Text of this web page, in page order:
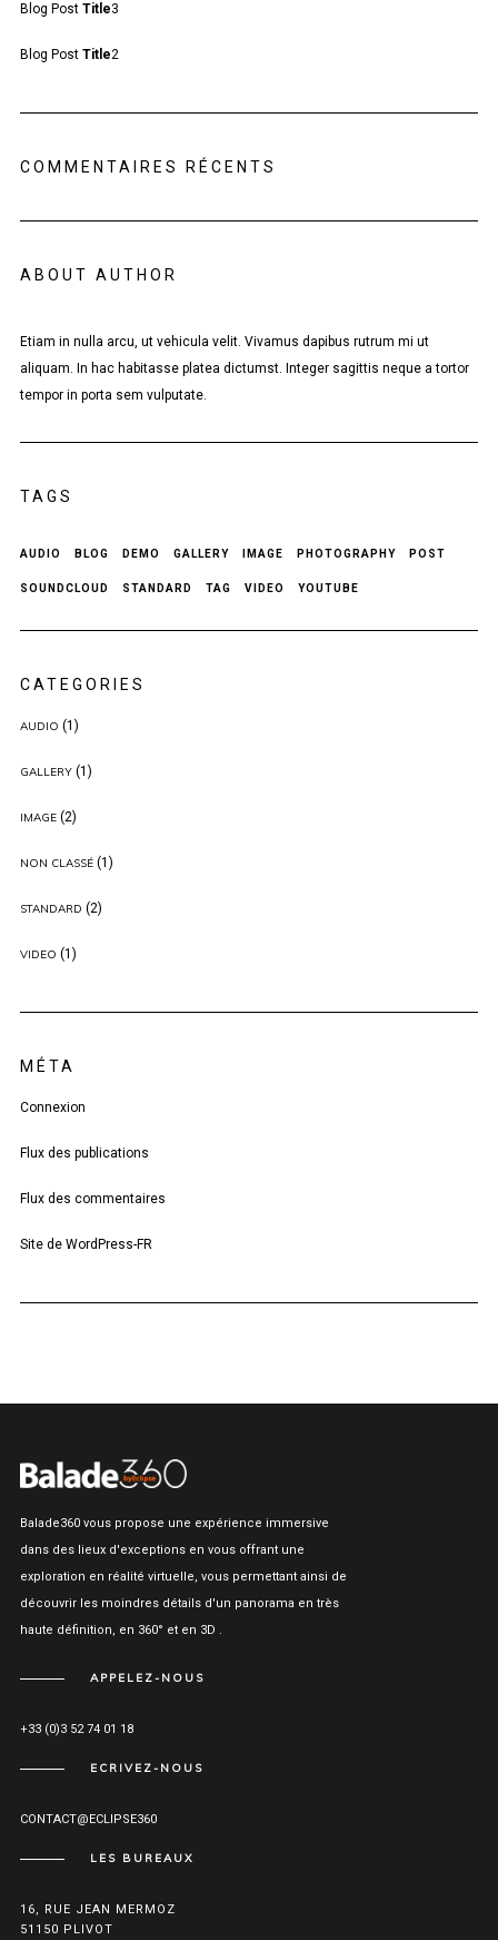
Blog Post Title3
Blog Post Title2
COMMENTAIRES RÉCENTS
ABOUT AUTHOR
Etiam in nulla arcu, ut vehicula velit. Vivamus dapibus rutrum mi ut
aliquam. In hac habitasse platea dictumst. Integer sagittis neque a tortor
tempor in porta sem vulputate.
TAGS
AUDIO BLOG DEMO GALLERY IMAGE PHOTOGRAPHY POST
SOUNDCLOUD STANDARD TAG VIDEO YOUTUBE
CATEGORIES
AUDIO (1)
GALLERY(1)
IMAGE(2)
NON CLASSÉ(1)
STANDARD (2)
VIDEO (1)
MÉTA
Connexion
Flux des publications
Flux des commentaires
Site de WordPress-FR
Balade360 vous propose une expérience immersive
dans des lieux d'exceptions en vous offrant une
exploration en réalité virtuelle, vous permettant ainsi de
découvrir les moindres détails d'un panorama en très
haute définition, en 360° et en 3D .
APPELEZ-NOUS
+33 (0)3 52 74 01 18
ECRIVEZ-NOUS
CONTACT@ECLIPSE360
LES BUREAUX
16, RUE JEAN MERMOZ
51150 PLIVOT